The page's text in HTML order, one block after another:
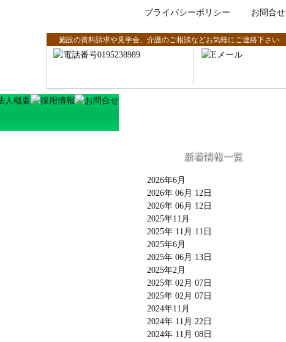
プライバシーポリシー お問合せ
施設の資料請求や見学会、介護のご相談などお気軽にご連絡下さい
新着情報一覧
2026年6月
2026年 06月 12日
2026年 06月 12日
2025年11月
2025年 11月 11日
2025年6月
2025年 06月 13日
2025年2月
2025年 02月 07日
2025年 02月 07日
2024年11月
2024年 11月 22日
2024年 11月 08日